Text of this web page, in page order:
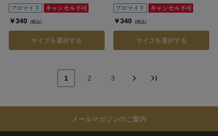
￥340 (税込)
サイズを選択する
￥340 (税込)
サイズを選択する
1 2 3
メールマガジンのご案内